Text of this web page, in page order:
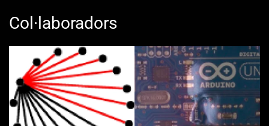
Col·laboradors